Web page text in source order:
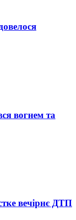
вогнем та
вечірнє ДТП